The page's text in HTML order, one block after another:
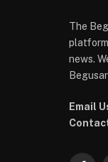
The
news.
Email